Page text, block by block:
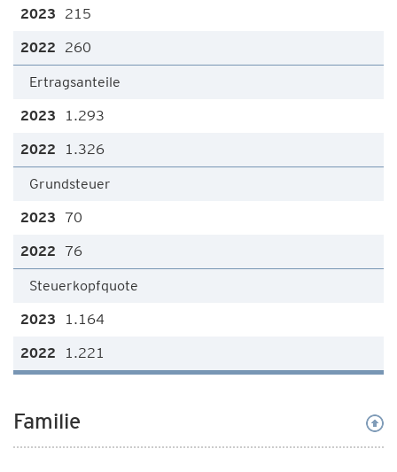
215
260
Ertragsanteile
1.293
1.326
Grundsteuer
70
76
Steuerkopfquote
1.164
1.221
Familie